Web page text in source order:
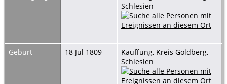
Schlesien
Geburt 18 Jul 1809
Kauffung, Kreis Goldberg,
Schlesien